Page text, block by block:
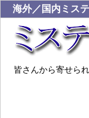
海外／国内ミス
皆さんから寄せら